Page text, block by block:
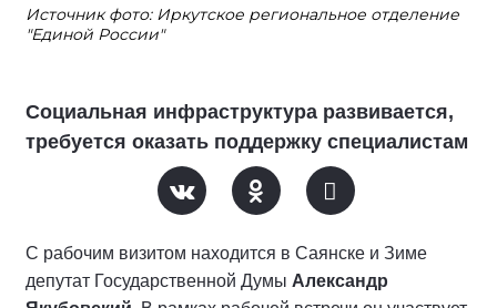
Источник фото: Иркутское региональное отделение
"Единой России"
Социальная инфраструктура развивается,
требуется оказать поддержку специалистам
С рабочим визитом находится в Саянске и Зиме
депутат Государственной Думы Александр